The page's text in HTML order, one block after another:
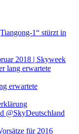
1“ stürzt in
2018 | Skyweek
lang erwartete
erwartete
@SkyDeutschland
für 2016